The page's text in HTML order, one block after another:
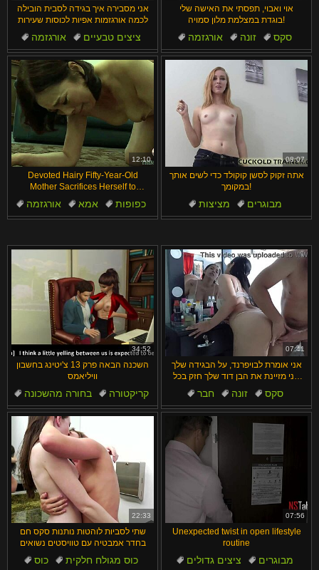
אני מסבירה איך בגידה לסבית הובילה
לכמה אורגזמות אפיות לכוסות שעירות
אורגזמה
ציצים טבעיים
קעקועים
בגידה כוס
אוי ואבוי, תפסתי את האישה שלי
בוגדת במצלמת מלון סמויה!
אורגזמה זונה
סקס
כפופות
זין
12:10
Devoted Hairy Fifty-Year-Old
Mother Sacrifices Herself to
Company Boss for Stepson
אורגזמה אמא
כפופות
אוראלי
אסיאתיות
08:07
אתה זקוק לסשן קוקולד כדי לשים אותך
במקומך!
מציצות
מבוגרים
שליטה נשית
בדסמ פטיש
34:52
השכנה הבאה פרק 13 צ'יטינג בחשבון
וויליאמס
בחורה מהשכונה
קריקטורה
בגידה
נשואים נערות
07:41
אני אומרת לבויפרנד, על הבגידה שלך
אני מזיינת את הבן דוד שלך חזק בכל
תנוחה
חבר זונה
סקס
מיסיונרית
בן דוד/בת דודה
22:33
שתי לסביות לוהטות נותנות סקס חם
בחדר אמבטיה עם טוויסטים נשואים
כוס כוס מגולח חלקית
07:56
Unexpected twist in open lifestyle
routine
ציצים גדולים מבוגרים